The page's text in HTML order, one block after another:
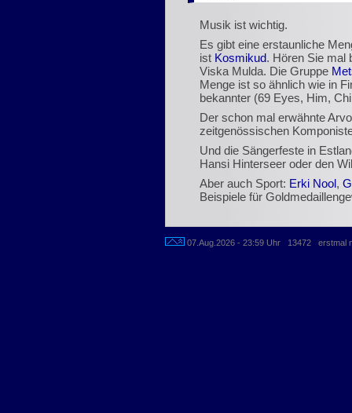
Musik ist wichtig.
Es gibt eine erstaunliche
ist Kosmikud. Hören Sie mal
Viska Mulda. Die Gruppe
Menge ist so ähnlich wie in
bekannter (69 Eyes, Him,
Der schon mal erwähnte
zeitgenössischen
Und die Sängerfeste in
Hansi Hinterseer oder den
Aber auch Sport: Erki Nool,
Beispiele für
07.Aug.2026 - 23:59 Uhr 13472 erstmal